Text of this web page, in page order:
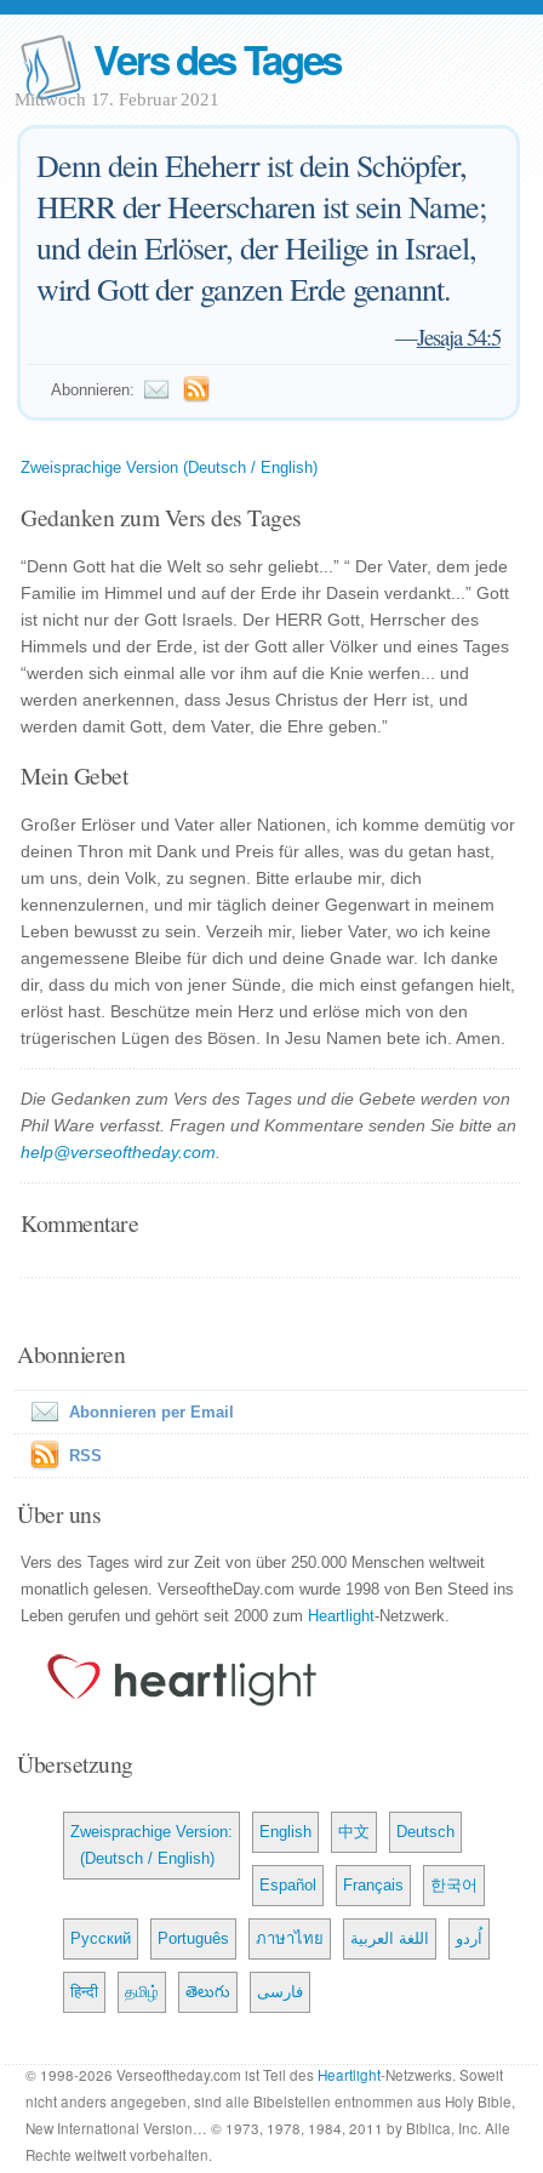
Vers des Tages
Mittwoch 17. Februar 2021
Denn dein Eheherr ist dein Schöpfer,
HERR der Heerscharen ist sein Name;
und dein Erlöser, der Heilige in Israel,
wird Gott der ganzen Erde genannt.
—Jesaja 54:5
Abonnieren:
Zweisprachige Version (Deutsch / English)
Gedanken zum Vers des Tages
“Denn Gott hat die Welt so sehr geliebt...” “ Der Vater, dem jede
Familie im Himmel und auf der Erde ihr Dasein verdankt...” Gott
ist nicht nur der Gott Israels. Der HERR Gott, Herrscher des
Himmels und der Erde, ist der Gott aller Völker und eines Tages
“werden sich einmal alle vor ihm auf die Knie werfen... und
werden anerkennen, dass Jesus Christus der Herr ist, und
werden damit Gott, dem Vater, die Ehre geben.”
Mein Gebet
Großer Erlöser und Vater aller Nationen, ich komme demütig vor
deinen Thron mit Dank und Preis für alles, was du getan hast,
um uns, dein Volk, zu segnen. Bitte erlaube mir, dich
kennenzulernen, und mir täglich deiner Gegenwart in meinem
Leben bewusst zu sein. Verzeih mir, lieber Vater, wo ich keine
angemessene Bleibe für dich und deine Gnade war. Ich danke
dir, dass du mich von jener Sünde, die mich einst gefangen hielt,
erlöst hast. Beschütze mein Herz und erlöse mich von den
trügerischen Lügen des Bösen. In Jesu Namen bete ich. Amen.
Die Gedanken zum Vers des Tages und die Gebete werden von
Phil Ware verfasst. Fragen und Kommentare senden Sie bitte an
help@verseoftheday.com
Kommentare
Abonnieren
Abonnieren per Email
RSS
Über uns
Vers des Tages wird zur Zeit von über 250.000 Menschen weltweit
monatlich gelesen. VerseoftheDay.com wurde 1998 von Ben Steed ins
Leben gerufen und gehört seit 2000 zum Heartlight-Netzwerk.
Übersetzung
Zweisprachige Version:
(Deutsch / English)
English 中文 Deutsch
Español Français 한국어
Русский Português ภาษาไทย اللغة العربية اُردو
हिन्दी தமிழ் తెలుగు فارسی
© 1998-2026 Verseoftheday.com ist Teil des Heartlight-Netzwerks. Soweit
nicht anders angegeben, sind alle Bibelstellen entnommen aus Holy Bible,
New International Version… © 1973, 1978, 1984, 2011 by Biblica, Inc. Alle
Rechte weltweit vorbehalten.